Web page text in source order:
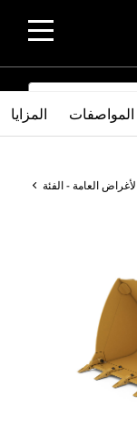
SEARCH
المزايا المواصفات